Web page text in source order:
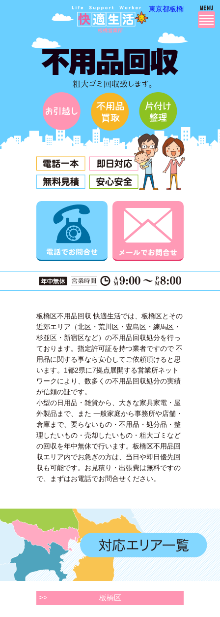
東京都板橋区・板橋
電話でお問合せ
板橋区不用品回収 快適生活では、板橋区とその
近郊エリア（北区・荒川区・豊島区・練馬区・
杉並区・新宿区など）の不用品回収処分を行っ
ております。指定許可証を持つ業者ですので 不
用品に関する事なら安心してご依頼頂けると思
います。1都2県に7拠点展開する営業所ネット
ワークにより、数多くの不用品回収処分の実績
が信頼の証です。
小型の日用品・雑貨から、大きな家具家電・屋
外製品まで、また 一般家庭から事務所や店舗・
倉庫まで、要らないもの・不用品・処分品・整
理したいもの・売却したいもの・粗大ゴミなど
の回収を年中無休で行います。板橋区不用品回
収エリア内でお急ぎの方は、当日や即日優先回
収も可能です。お見積り・出張費は無料ですの
で、まずはお電話でお問合せください。
>> 板橋区